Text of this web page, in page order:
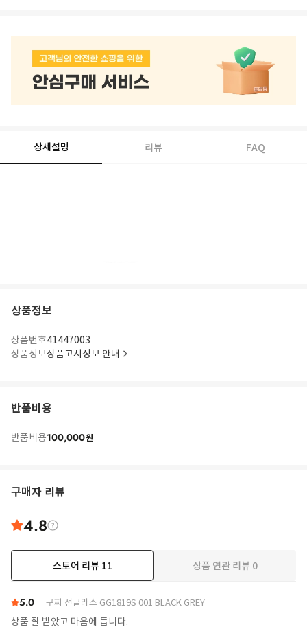
상세설명 리뷰 FAQ
상품정보
상품번호41447003
상품정보상품고시정보 안내
반품비용
반품비용100,000원
구매자 리뷰
4.8
스토어 리뷰 11 상품 연관 리뷰 0
5.0 구찌 선글라스 GG1819S 001 BLACK GREY
상품 잘 받았고 마음에 듭니다.